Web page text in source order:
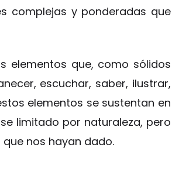
complejas y ponderadas que
elementos que, como sólidos
escuchar, saber, ilustrar,
elementos se sustentan en
limitado por naturaleza, pero
nos hayan dado.